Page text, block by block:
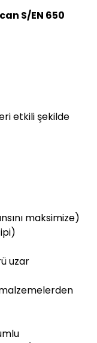
S/EN 650
etkili şekilde
maksimize)
uzar